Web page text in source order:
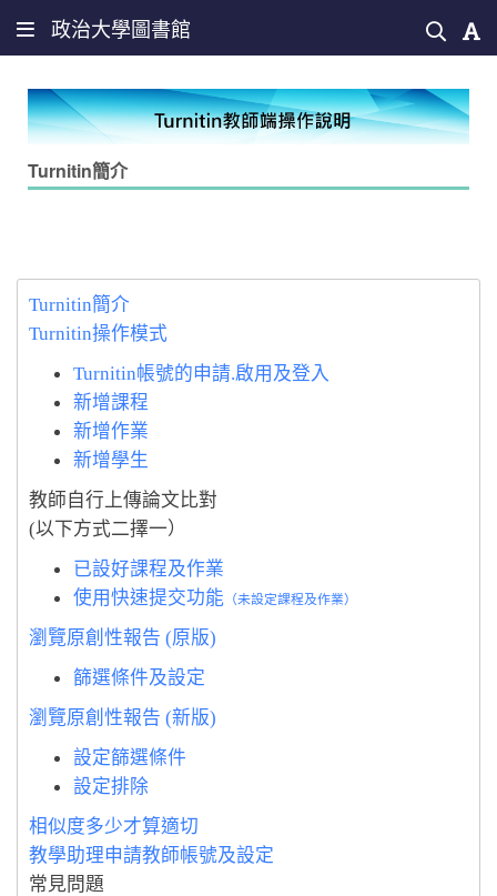
政治大學圖書館
Turnitin簡介
Turnitin簡介
Turnitin操作模式
Turnitin帳號的申請.啟用及登入
新增課程
新增作業
新增學生
教師自行上傳論文比對
(以下方式二擇一）
已設好課程及作業
使用快速提交功能 （未設定課程及作業）
瀏覽原創性報告 (原版)
篩選條件及設定
瀏覽原創性報告 (新版)
設定篩選條件
設定排除
相似度多少才算適切
教學助理申請教師帳號及設定
常見問題